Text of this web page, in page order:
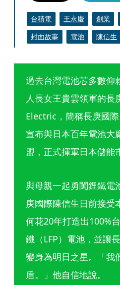
台積電 王永慶 創業
封面故事
電池 陳信生
過去台灣電池芯多數仰
人長女王貴雲領軍的長
Electric，簡稱長庚國
宣布與日本百年電池大
盟，正式揮軍日本儲能
與母親一起勇闖鋰鐵
庚國際陳信生日前接受
何花20年打造出100%
鐵（LFP）電池，並讓
變身為明日之星。「我
盾。」他自信地說。